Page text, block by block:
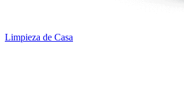
Limpieza de Casa